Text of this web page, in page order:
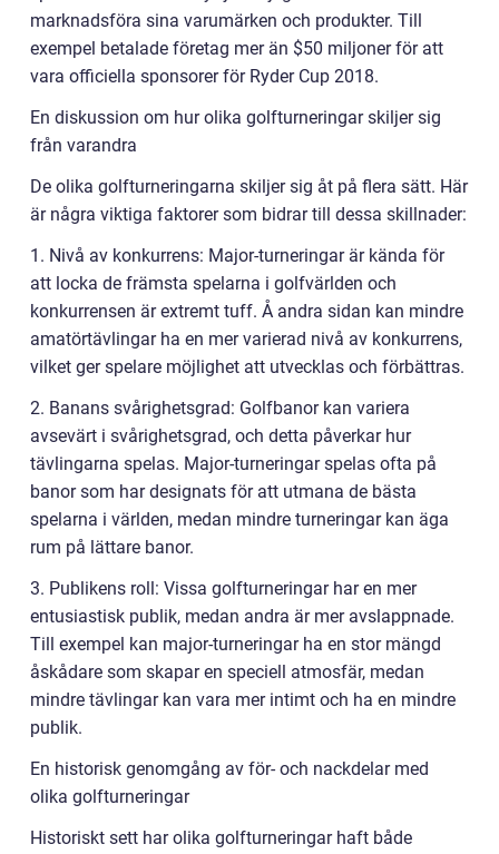
marknadsföra sina varumärken och produkter. Till
exempel betalade företag mer än $50 miljoner för att
vara officiella sponsorer för Ryder Cup 2018.
En diskussion om hur olika golfturneringar skiljer sig
från varandra
De olika golfturneringarna skiljer sig åt på flera sätt. Här
är några viktiga faktorer som bidrar till dessa skillnader:
1. Nivå av konkurrens: Major-turneringar är kända för
att locka de främsta spelarna i golfvärlden och
konkurrensen är extremt tuff. Å andra sidan kan mindre
amatörtävlingar ha en mer varierad nivå av konkurrens,
vilket ger spelare möjlighet att utvecklas och förbättras.
2. Banans svårighetsgrad: Golfbanor kan variera
avsevärt i svårighetsgrad, och detta påverkar hur
tävlingarna spelas. Major-turneringar spelas ofta på
banor som har designats för att utmana de bästa
spelarna i världen, medan mindre turneringar kan äga
rum på lättare banor.
3. Publikens roll: Vissa golfturneringar har en mer
entusiastisk publik, medan andra är mer avslappnade.
Till exempel kan major-turneringar ha en stor mängd
åskådare som skapar en speciell atmosfär, medan
mindre tävlingar kan vara mer intimt och ha en mindre
publik.
En historisk genomgång av för- och nackdelar med
olika golfturneringar
Historiskt sett har olika golfturneringar haft både